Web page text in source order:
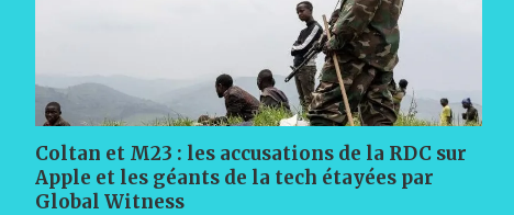
Coltan et M23 : les accusations de la RDC sur
Apple et les géants de la tech étayées par
Global Witness